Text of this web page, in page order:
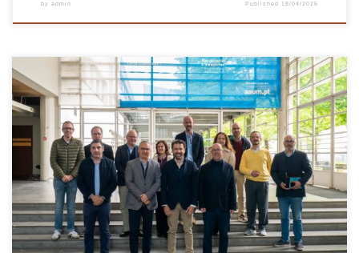
by admin Published 18/04/2026
A Universidade do Minho recebeu a 14 de abril a visita de uma comitiva do Grupo Mecwide,
uma referência em serviços de engenharia no setor da indústria metalomecânica. Esta
visita teve como principal objetivo reforçar a colaboração entre as duas entidades, tendo em
vista o desenvolvimento de projetos de inovação […]